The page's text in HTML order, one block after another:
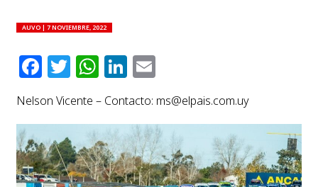
AUVO | 7 NOVIEMBRE, 2022
Facebook
Twitter
WhatsApp
LinkedIn
Email
Nelson Vicente – Contacto: ms@elpais.com.uy